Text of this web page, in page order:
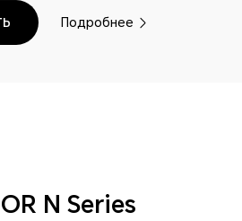
Подробнее
N Series